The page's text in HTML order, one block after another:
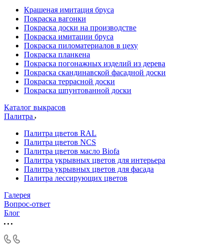
Крашеная имитация бруса
Покраска вагонки
Покраска доски на производстве
Покраска имитации бруса
Покраска пиломатериалов в цеху
Покраска планкена
Покраска погонажных изделий из дерева
Покраска скандинавской фасадной доски
Покраска террасной доски
Покраска шпунтованной доски
Каталог выкрасов
Палитра
Палитра цветов RAL
Палитра цветов NCS
Палитра цветов масло Biofa
Палитра укрывных цветов для интерьера
Палитра укрывных цветов для фасада
Палитра лессирующих цветов
Галерея
Вопрос-ответ
Блог